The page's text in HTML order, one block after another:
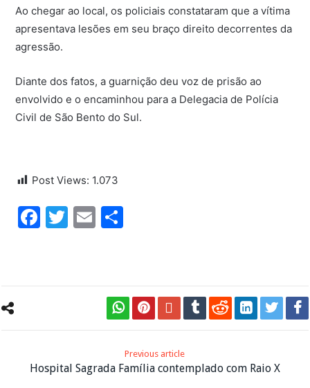
Aochegar ao local, os policiais constataram que a vítima
apresentava lesões em seu braço direito decorrentes da
agressão.
Diante dos fatos, a guarnição deu voz de prisão ao
envolvido e o encaminhou para a Delegacia de Polícia
Civil de São Bento do Sul.
Post Views: 1.073
Facebook
Twitter
Email
Previous article
Hospital Sagrada Família contemplado com Raio X